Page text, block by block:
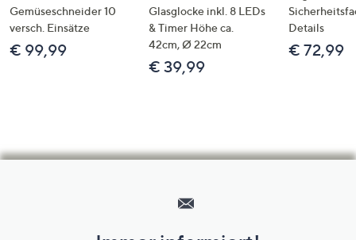
Gemüseschneider 10
versch. Einsätze
€ 99,99
Glasglocke inkl. 8 LEDs
& Timer Höhe ca.
42cm, Ø 22cm
€ 39,99
Details
€ 72,99